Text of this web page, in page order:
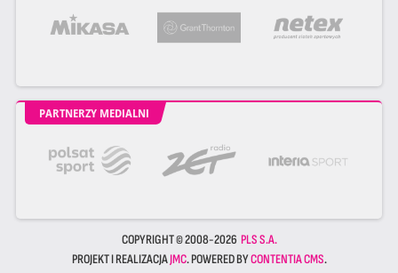
PARTNERZY MEDIALNI
COPYRIGHT © 2008-2026 PLS S.A.
PROJEKT I REALIZACJAJMC. POWERED BYCONTENTIA CMS.